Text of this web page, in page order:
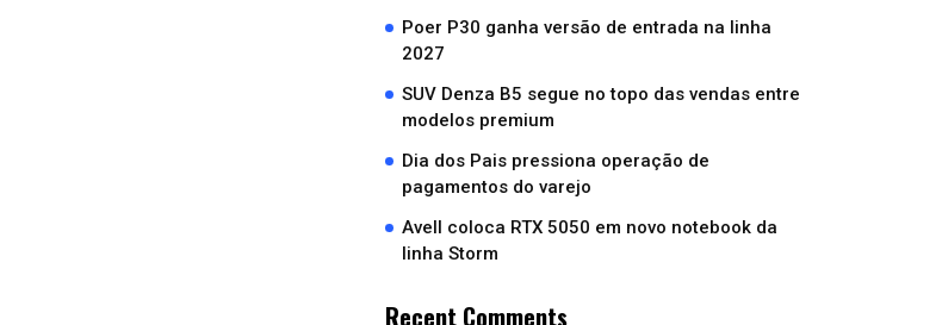
Poer P30 ganha versão de entrada na linha
2027
SUV Denza B5 segue no topo das vendas entre
modelos premium
Dia dos Pais pressiona operação de
pagamentos do varejo
Avell coloca RTX 5050 em novo notebook da
linha Storm
Recent Comments